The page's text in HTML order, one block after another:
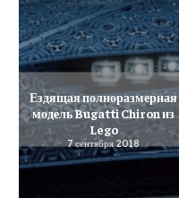
Ездящая полноразмерная
модель Bugatti Chiron из
Lego
7 сентября 2018